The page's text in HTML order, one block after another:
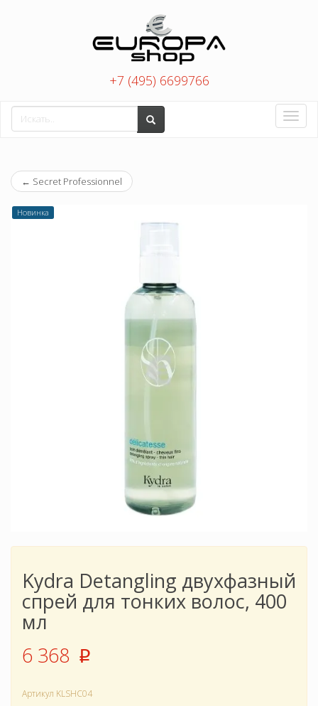
+7 (495) 6699766
Toggle
← Secret Professionnel
Новинка
Kydra Detangling двухфазный
спрей для тонких волос, 400
мл
6 368 p
Артикул KLSHC04